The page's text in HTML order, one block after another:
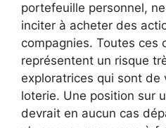
portefeuille personnel,
inciter à acheter des
compagnies. Toutes ces
représentent un risque
exploratrices qui sont
loterie. Une position sur
devrait en aucun cas